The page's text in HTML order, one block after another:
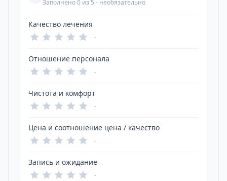
Заполнено 0 из 5 - необязательно
Качество лечения
-
Отношение персонала
-
Чистота и комфорт
-
Цена и соотношение цена / качество
-
Запись и ожидание
-